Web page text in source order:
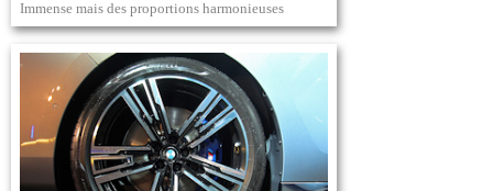
Immense mais des proportions harmonieuses